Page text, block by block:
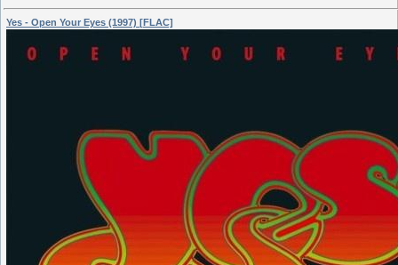
Yes - Open Your Eyes (1997) [FLAC]